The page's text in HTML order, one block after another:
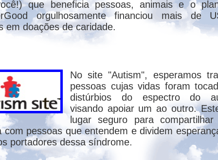
da igreja romana acreditaram
de Constantinopla em 553 D.C, atual
uma ferrenha oposição pessoal do
Segundo Procópio, uma
Bizâncio, era a ambiciosa esposa de
ascensão ao poder como cortesã.
a morte de quinhentas antigas
uma outra vida como preconiza a lei
Estava confiante no
que beneficia pessoas, animais e o
orgulhosamente financiou mais de
em doações de caridade.
No site "Autism", esperamos
pessoas cujas vidas foram
distúrbios do espectro do
visando apoiar um ao outro.
lugar seguro para
com pessoas que entendem e dividem
portadores dessa síndrome.